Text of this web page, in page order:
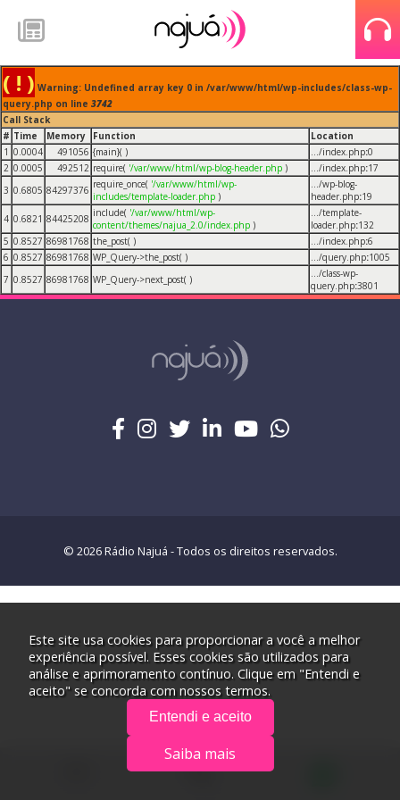
( ! ) Warning: Undefined array key 0 in /var/www/html/wp-includes/class-wp-
query.php on line 3742
Call Stack
# Time Memory Function
Location
1 0.0004 491056 {main}( ) .../index.php:0
2 0.0005 492512 require( '/var/www/html/wp-blog-header.php ) .../index.php:17
3 0.6805 84297376 require_once( '/var/www/html/wp-
includes/template-loader.php )
.../wp-blog-
header.php:19
4 0.6821 84425208 include( '/var/www/html/wp-
content/themes/najua_2.0/index.php )
.../template-
loader.php:132
5 0.8527 86981768 the_post( ) .../index.php:6
6 0.8527 86981768 WP_Query->the_post( ) .../query.php:1005
7 0.8527 86981768 WP_Query->next_post( )
.../class-wp-
query.php:3801
© 2026 Rádio Najuá - Todos os direitos reservados.
Este site usa cookies para proporcionar a você a melhor
experiência possível. Esses cookies são utilizados para
análise e aprimoramento contínuo. Clique em "Entendi e
aceito" se concorda com nossos termos.
Entendi e aceito
Saiba mais